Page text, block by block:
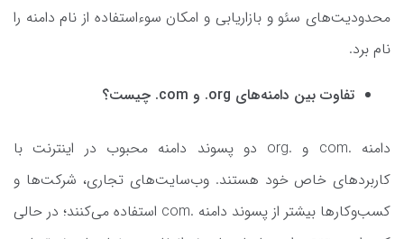
محدودیت‌های سئو و بازاریابی و امکان سو‌ءاستفاده از نام دامنه را
نام برد.
تفاوت بین دامنه‌های org. و com. چیست؟
دامنه .com و .org دو پسوند دامنه محبوب در اینترنت با
کاربردهای خاص خود هستند. وب‌سایت‌های تجاری، شرکت‌ها و
کسب‌وکارها بیشتر از پسوند دامنه .com استفاده می‌کنند؛ در حالی